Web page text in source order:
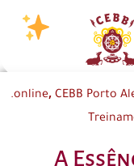
.online, CEBB Porto
A